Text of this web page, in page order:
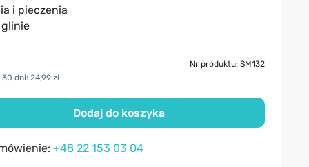
i pieczenia
Nr produktu: SM132
dni: 24,99 zł
Dodaj do koszyka
+48 22 153 03 04